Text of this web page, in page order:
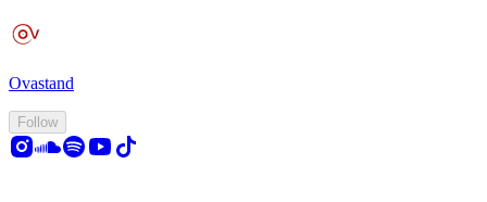
Ovastand
Follow